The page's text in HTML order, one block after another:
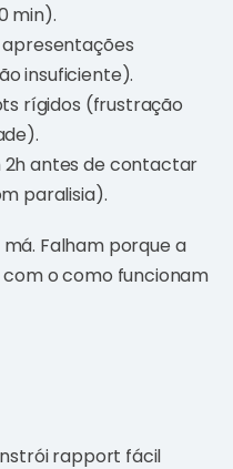
min).
insuficiente).
rígidos (frustração
2h antes de contactar
paralisia).
Falham porque a
o como funcionam
rapport fácil